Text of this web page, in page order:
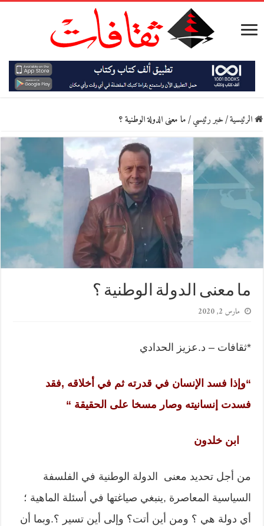
الرئيسية/خبر رئيسي/ما معنى الدولة الوطنية ؟
ما معنى الدولة الوطنية ؟
مارس 2, 2020
*ثقافات – د.عزيز الحدادي
“وإذا فسد الإنسان في قدرته ثم في أخلاقه ,فقد
فسدت إنسانيته وصار مسخا على الحقيقة “
ابن خلدون
من أجل تحديد معنى الدولة الوطنية في الفلسفة
السياسية المعاصرة ,ينبغي صياغتها في أسئلة الماهية ؛
أي دولة هي ؟ ومن أين أتت؟ وإلى أين تسير ؟.وبما أن